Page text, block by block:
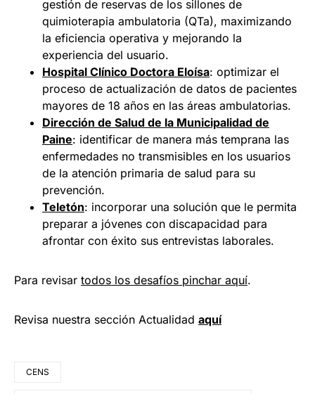
gestión de reservas de los sillones de
quimioterapia ambulatoria (QTa), maximizando
la eficiencia operativa y mejorando la
experiencia del usuario.
Hospital Clínico Doctora Eloísa: optimizar el
proceso de actualización de datos de pacientes
mayores de 18 años en las áreas ambulatorias.
Dirección de Salud de la Municipalidad de
Paine: identificar de manera más temprana las
enfermedades no transmisibles en los usuarios
de la atención primaria de salud para su
prevención.
Teletón: incorporar una solución que le permita
preparar a jóvenes con discapacidad para
afrontar con éxito sus entrevistas laborales.
Para revisar todos los desafíos pinchar aquí.
Revisa nuestra sección Actualidad aquí
CENS